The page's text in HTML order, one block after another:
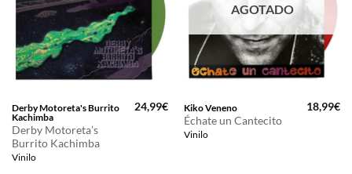
Derby Motoreta's Burrito
Kachimba
Derby Motoreta’s
Burrito Kachimba
Vinilo
24,99€
AGOTADO
Kiko Veneno
Échate un Cantecito
Vinilo
18,99€